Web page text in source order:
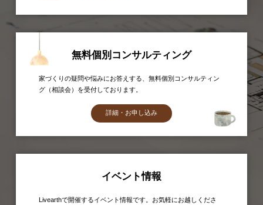
無料個別コンサルティング
家づくりの疑問や悩みにお答えする、無料個別コンサルティン
グ（相談会）を受付しております。
詳細・お申し込み
イベント情報
Livearthで開催するイベント情報です。お気軽にお越しくださ